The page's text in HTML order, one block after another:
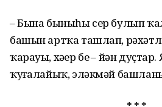
– Бына быныһы сер булып
башын арт­ҡа ташлап,
ҡарауы, хәҙер беҙ – йән
ҡуҙғалайыҡ, эләкмәй